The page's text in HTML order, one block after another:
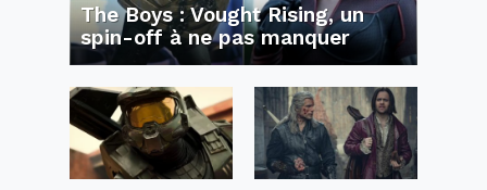
The Boys : Vought Rising, un
spin-off à ne pas manquer